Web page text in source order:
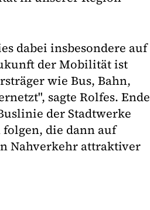
dabei insbesondere auf
der Mobilität ist
wie Bus, Bahn,
sagte Rolfes. Ende
der Stadtwerke
die dann auf
Nahverkehr attraktiver